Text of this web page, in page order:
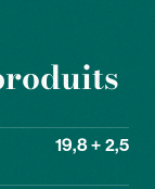
19,8 + 2,5